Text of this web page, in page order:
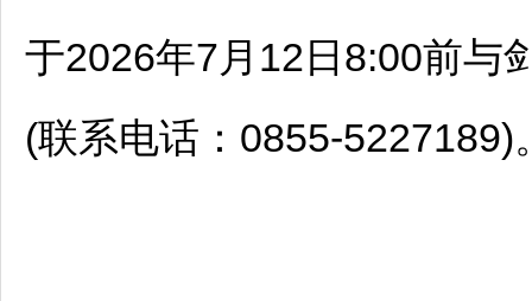
于2026年7月12日8:00前与
(联系电话：0855-5227189)